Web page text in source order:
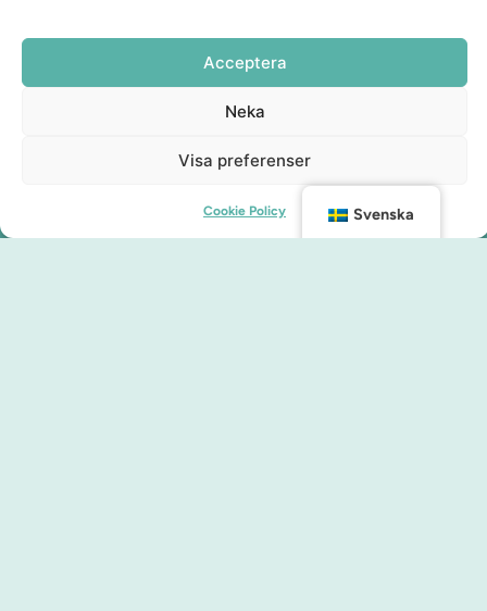
Acceptera
Neka
Visa preferenser
Cookie Policy Svenska